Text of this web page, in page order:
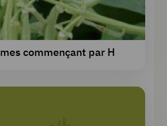
commençant par H